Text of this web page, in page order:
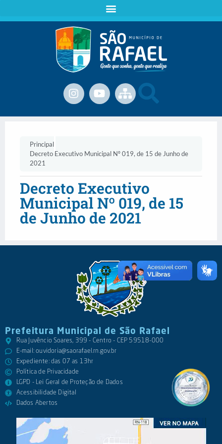
Principal
Decreto Executivo Municipal Nº 019, de 15 de Junho de
2021
Decreto Executivo
Municipal Nº 019, de 15
de Junho de 2021
Prefeitura Municipal de São Rafael
Rua Juvêncio Soares, 399 - Centro - CEP 59518-000
E-mail:ouvidoria@saorafael.rn.gov.br
Expediente: das 07 as 13hr
Política de Privacidade
LGPD - Lei Geral de Proteção de Dados
Acessibilidade Digital
Dados Abertos